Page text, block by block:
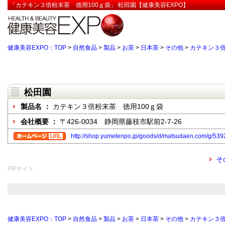
「カテキン３倍粉末茶 徳用100ｇ袋」:松田園【健康美容EXPO】
健康美容EXPO：TOP > 自然食品 > 製品 > お茶 > 日本茶 > その他 > カテキン３
松田園
製品名 ： カテキン３倍粉末茶 徳用100ｇ袋
会社概要 ： 〒426-0034 静岡県藤枝市駅前2-7-26
http://shop.yumetenpo.jp/goods/d/matsudaen.com/g/
そ
PRサイト
健康美容EXPO：TOP > 自然食品 > 製品 > お茶 > 日本茶 > その他 > カテキン３